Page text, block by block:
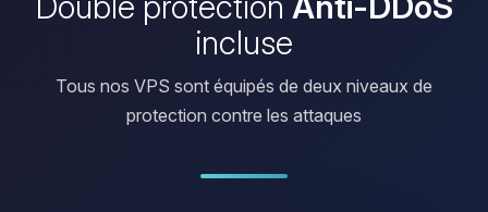
incluse
Tous nos VPS sont équipés de deux niveaux de
protection contre les attaques